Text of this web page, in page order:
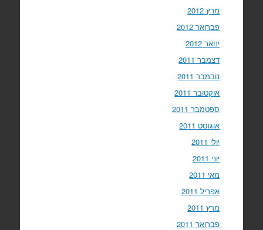
מרץ 2012
פברואר 2012
ינואר 2012
דצמבר 2011
נובמבר 2011
אוקטובר 2011
ספטמבר 2011
אוגוסט 2011
יולי 2011
יוני 2011
מאי 2011
אפריל 2011
מרץ 2011
פברואר 2011